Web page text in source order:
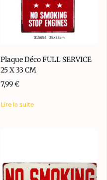
Plaque Déco FULL SERVICE
25 X 33 CM
7,99€
Lire la suite